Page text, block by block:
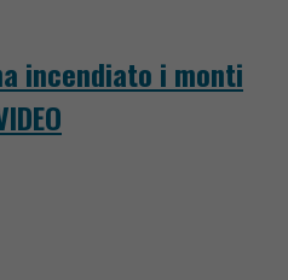
incendiato i monti